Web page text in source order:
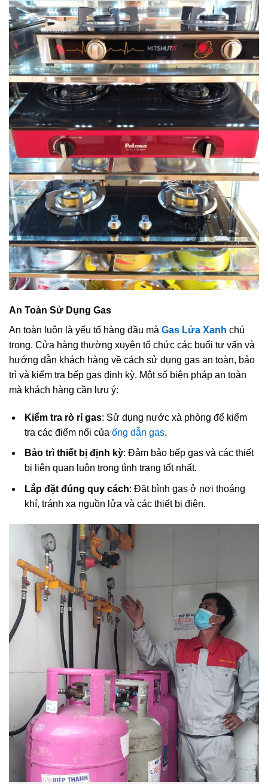
An Toàn Sử Dụng Gas
An toàn luôn là yếu tố hàng đầu mà Gas Lửa Xanh chú
trọng. Cửa hàng thường xuyên tổ chức các buổi tư vấn và
hướng dẫn khách hàng về cách sử dụng gas an toàn, bảo
trì và kiểm tra bếp gas định kỳ. Một số biện pháp an toàn
mà khách hàng cần lưu ý:
Kiểm tra rò rỉ gas: Sử dụng nước xà phòng để kiểm
tra các điểm nối của ống dẫn gas.
Bảo trì thiết bị định kỳ: Đảm bảo bếp gas và các thiết
bị liên quan luôn trong tình trạng tốt nhất.
Lắp đặt đúng quy cách: Đặt bình gas ở nơi thoáng
khí, tránh xa nguồn lửa và các thiết bị điện.